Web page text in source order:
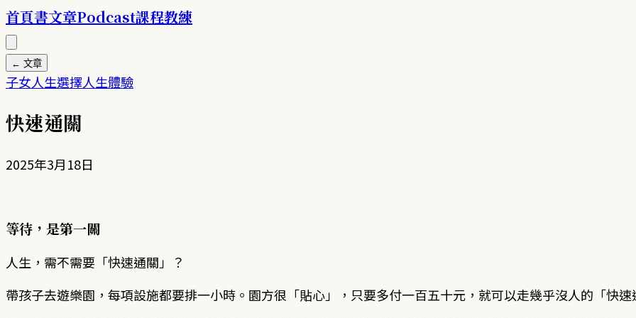
首頁書文章Podcast課程教練
← 文章
子女人生選擇人生體驗
快速通關
2025年3月18日
等待，是第一關
人生，需不需要「快速通關」？
帶孩子去遊樂園，每項設施都要排一小時。園方很「貼心」，只要多付一百五十元，就可以走幾乎沒人的「快速